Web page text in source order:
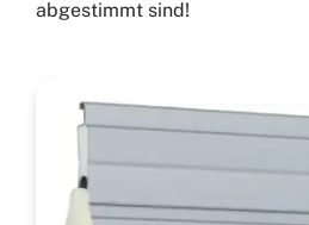
abgestimmt sind!